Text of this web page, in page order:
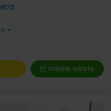
Umów wizytę